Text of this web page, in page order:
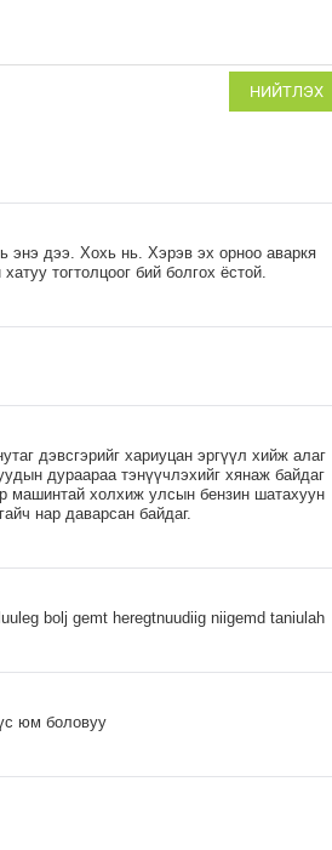
НИЙТЛЭХ
энэ дээ. Хохь нь. Хэрэв эх орноо аваркя
тогтолцоог бий болгох ёстой.
дэвсгэрийг хариуцан эргүүл хийж алаг
дураараа тэнүүчлэхийг хянаж байдаг
машинтай холхиж улсын бензин шатахуун
нар даварсан байдаг.
bolj gemt heregtnuudiig niigemd taniulah
юм боловуу